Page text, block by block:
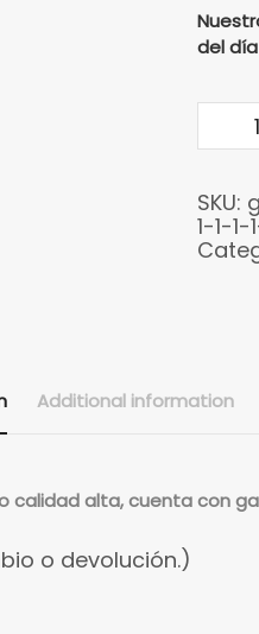
del
SKU:
1-1-1-
Additional information
alta, cuenta con
o devolución.)